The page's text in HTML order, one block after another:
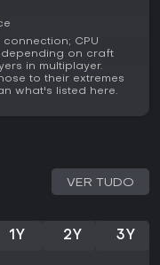
feitos por
ambientais, como
portas para
as
no multiplayer,
potencializa os
o jogo segue em
CPU
on craft
in multiplayer.
to their extremes
what's listed here.
VER TUDO
1Y 2Y 3Y